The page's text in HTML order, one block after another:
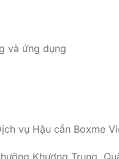
và ứng dụng
vụ Hậu cần Boxme
Khương Trung,